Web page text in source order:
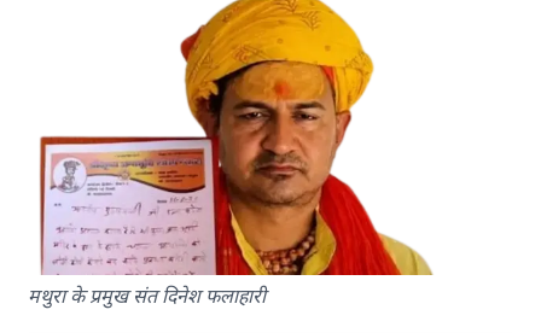
मथुरा के प्रमुख संत दिनेश फलाहारी